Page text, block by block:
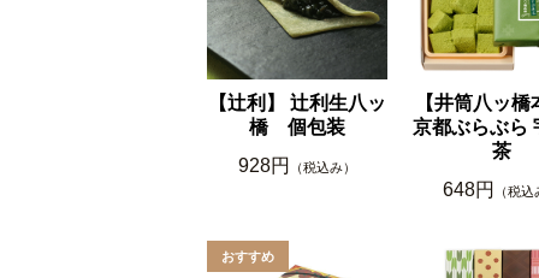
【辻利】 辻利生八ッ
橋 個包装
928円
（税込み）
【井筒八ッ橋
京都ぶらぶら
茶
648円
（税